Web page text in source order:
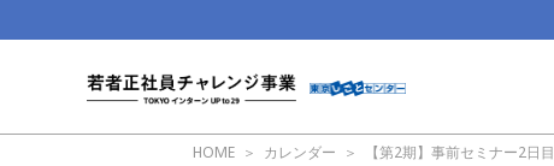
HOME カレンダー 【第2期】事前セミナー2日目